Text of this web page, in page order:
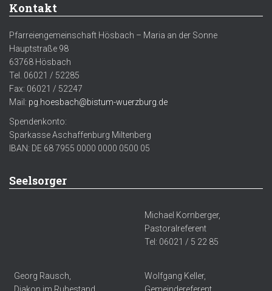
Kontakt
Pfarreiengemeinschaft Hösbach – Maria an der Sonne
Hauptstraße 98
63768 Hösbach
Tel. 06021 / 52285
Fax: 06021 / 52247
Mail: pg.hoesbach@bistum-wuerzburg.de
Spendenkonto:
Sparkasse Aschaffenburg Miltenberg
IBAN: DE 68 7955 0000 0000 0500 05
Seelsorger
Michael Kornberger,
Pastoralreferent
Tel: 06021 / 5 22 85
Georg Rausch,
Wolfgang Keller,